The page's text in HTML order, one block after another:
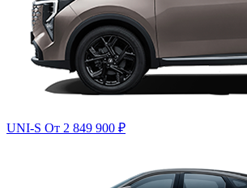
UNI-S От 2 849 900 ₽